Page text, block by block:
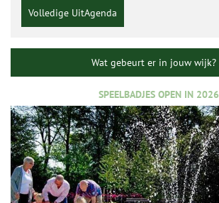
Volledige UitAgenda
Wat gebeurt er in jouw wijk?
SPEELBADJES OPEN IN 2026